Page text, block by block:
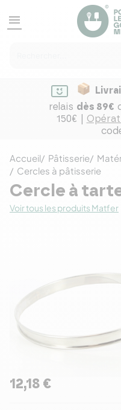
menu
relais dès 89€
150€ |
Accueil Pâtisserie
Cercles à pâtisserie
Cercle à
Voir tous les produits Matfer
12,18 €